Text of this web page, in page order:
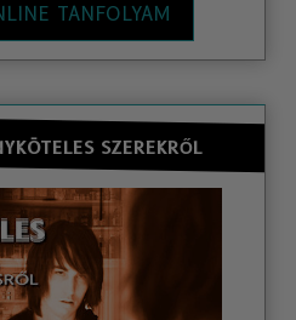
TANFOLYAM
SZEREKRŐL